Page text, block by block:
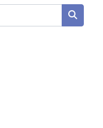
搜索课程